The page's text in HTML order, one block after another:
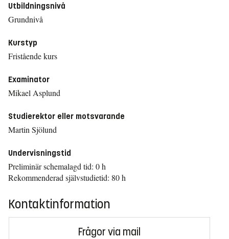
Utbildningsnivå
Grundnivå
Kurstyp
Fristående kurs
Examinator
Mikael Asplund
Studierektor eller motsvarande
Martin Sjölund
Undervisningstid
Preliminär schemalagd tid: 0 h
Rekommenderad självstudietid: 80 h
Kontaktinformation
Frågor via mail